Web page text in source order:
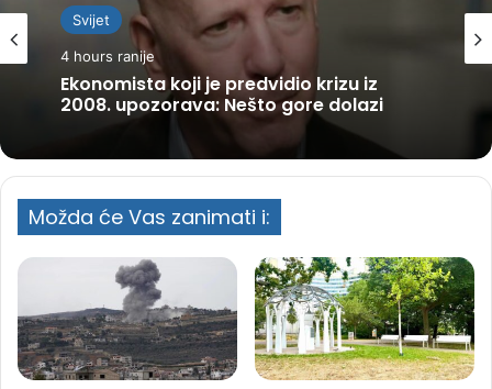
Svijet
4 hours ranije
Ekonomista koji je predvidio krizu iz
2008. upozorava: Nešto gore dolazi
Možda će Vas zanimati i: